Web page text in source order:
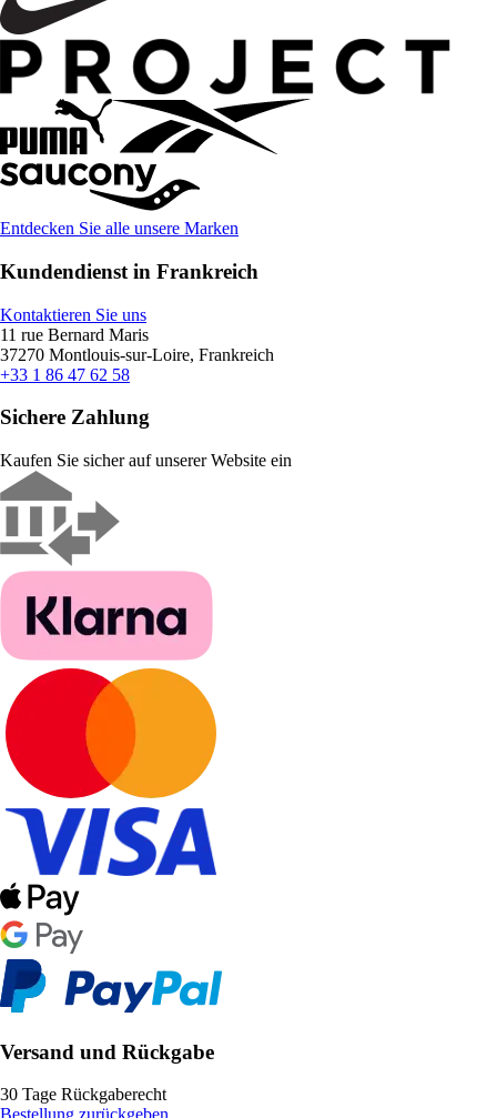
Entdecken Sie alle unsere Marken
Kundendienst in Frankreich
Kontaktieren Sie uns
11 rue Bernard Maris
37270 Montlouis-sur-Loire, Frankreich
+33 1 86 47 62 58
Sichere Zahlung
Kaufen Sie sicher auf unserer Website ein
Versand und Rückgabe
30 Tage Rückgaberecht